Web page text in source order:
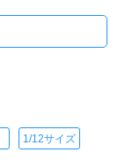
1/12サイズ